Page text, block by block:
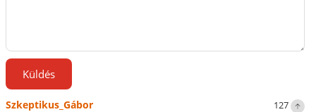
Küldés
127
Szkeptikus_Gábor